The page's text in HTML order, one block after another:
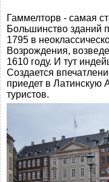
Гаммелторв - самая
Большинство зданий
1795 в
Возрождения,
1610 году. И тут
Создается
приедет в Латинскую
туристов.